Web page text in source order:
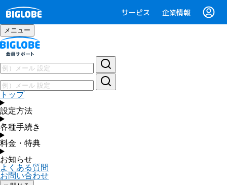
サービス 企業情報
メニュー
トップ
設定方法
各種手続き
料金・特典
お知らせ
よくある質問
お問い合わせ